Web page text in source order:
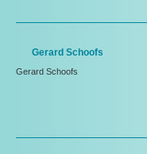
Gerard Schoofs
Gerard Schoofs